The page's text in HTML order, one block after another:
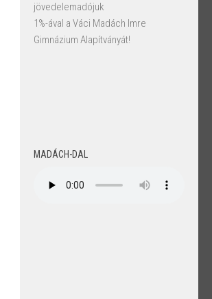
jövedelemadójuk
1%-ával a Váci Madách Imre
Gimnázium Alapítványát!
MADÁCH-DAL